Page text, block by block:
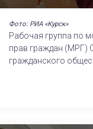
Фото: РИА «Курск»
Рабочая группа по
прав граждан (МРГ)
гражданского